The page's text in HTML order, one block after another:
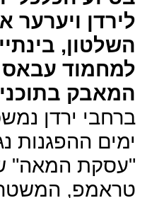
לירדן ויערער
השלטון,
למחמוד עבאס
המאבק
ברחבי ירדן
ימים ההפגנות
"עסקת המאה"
טראמפ, המשטר